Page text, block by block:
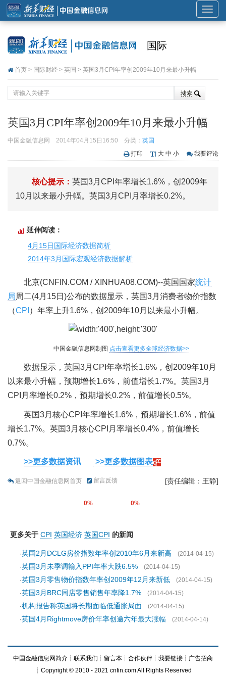
展
开
国际
首页 > 国际财经 > 英国 > 英国3月CPI年率创2009年10月来最小升幅
英国3月CPI年率创2009年10月来最小升幅
中国金融信息网 2014年04月15日16:50 分类： 英国
打印
大 中 小 我要评论
核心提示： 英国3月CPI年率增长1.6%，创2009年
10月以来最小升幅。英国3月CPI月率增长0.2%。
延伸阅读：
4月15日国际经济数据简析
2014年3月国际宏观经济数据解析
北京(CNFIN.COM / XINHUA08.COM)--英国国家统计
局周二(4月15日)公布的数据显示，英国3月消费者物价指数
（CPI ）年率上升1.6%，创2009年10月以来最小升幅。
中国金融信息网制图 点击查看更多全球经济数据>>
数据显示，英国3月CPI年率增长1.6%，创2009年10月
以来最小升幅，预期增长1.6%，前值增长1.7%。英国3月
CPI月率增长0.2%，预期增长0.2%，前值增长0.5%。
英国3月核心CPI年率增长1.6%，预期增长1.6%，前值
增长1.7%。英国3月核心CPI月率增长0.4%，前值增长
0.7%。
>>更多数据资讯 >>更多数据图表
返回中国金融信息网首页 留言反馈 [责任编辑：王静]
0% 0%
更多关于 CPI 英国经济 英国CPI 的新闻
·英国2月DCLG房价指数年率创2010年6月来新高
(2014-04-15)
·英国3月未季调输入PPI年率大跌6.5%
(2014-04-15)
·英国3月零售物价指数年率创2009年12月来新低
(2014-04-15)
·英国3月BRC同店零售销售年率降1.7%
(2014-04-15)
·机构报告称英国将长期面临低通胀局面
(2014-04-15)
·英国4月Rightmove房价年率创逾六年最大涨幅 (2014-04-14)
中国金融信息网简介 ┊ 联系我们 ┊ 留言本 ┊ 合作伙伴 ┊ 我要链接 ┊ 广告招商
┊Copyright © 2010 - 2021 cnfin.com All Rights Reserved